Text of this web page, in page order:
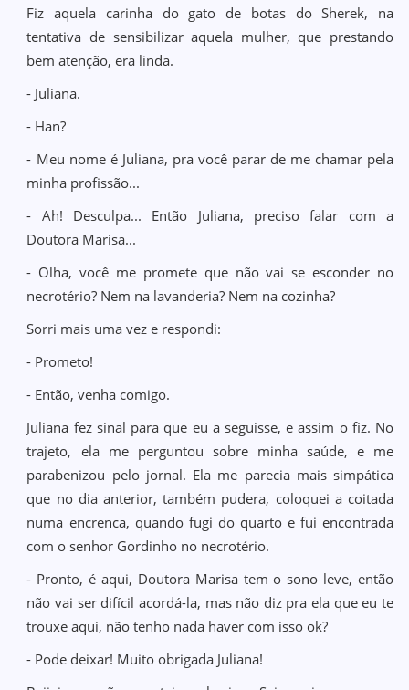
Fiz aquela carinha do gato de botas do Sherek, na
tentativa de sensibilizar aquela mulher, que prestando
bem atenção, era linda.
- Juliana.
- Han?
- Meu nome é Juliana, pra você parar de me chamar pela
minha profissão...
- Ah! Desculpa... Então Juliana, preciso falar com a
Doutora Marisa...
- Olha, você me promete que não vai se esconder no
necrotério? Nem na lavanderia? Nem na cozinha?
Sorri mais uma vez e respondi:
- Prometo!
- Então, venha comigo.
Juliana fez sinal para que eu a seguisse, e assim o fiz. No
trajeto, ela me perguntou sobre minha saúde, e me
parabenizou pelo jornal. Ela me parecia mais simpática
que no dia anterior, também pudera, coloquei a coitada
numa encrenca, quando fugi do quarto e fui encontrada
com o senhor Gordinho no necrotério.
- Pronto, é aqui, Doutora Marisa tem o sono leve, então
não vai ser difícil acordá-la, mas não diz pra ela que eu te
trouxe aqui, não tenho nada haver com isso ok?
- Pode deixar! Muito obrigada Juliana!